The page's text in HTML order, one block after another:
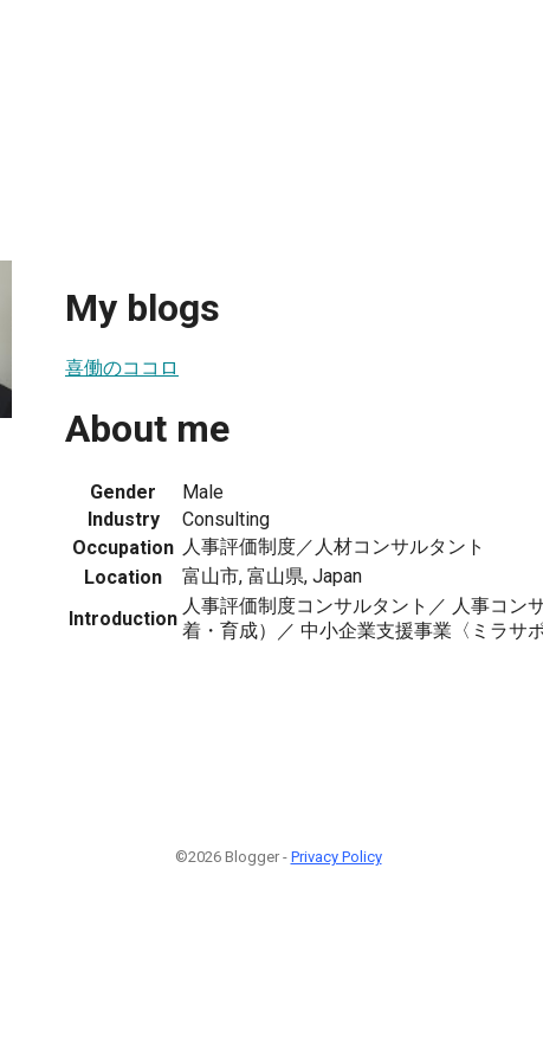
My blogs
喜働のココロ
About me
Gender
Male
Industry
Consulting
Occupation 人事評価制度／人材コンサルタント
Location
富山市, 富山県, Japan
Introduction
人事評価制度コンサルタント／ 人事コン
着・育成）／ 中小企業支援事業〈ミラサ
©2026 Blogger - Privacy Policy